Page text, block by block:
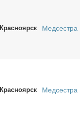
Красноярск Медсестра
Красноярск Медсестра